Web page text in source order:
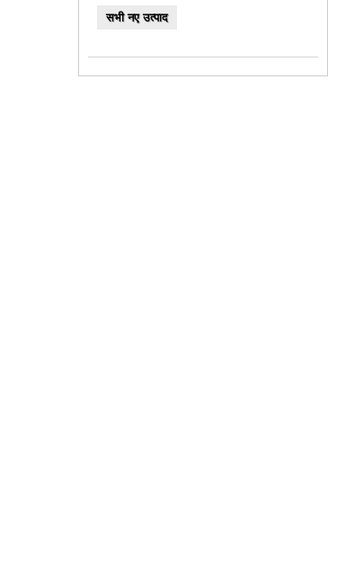
सभी नए उत्पाद